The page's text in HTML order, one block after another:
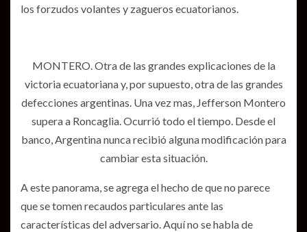
los forzudos volantes y zagueros ecuatorianos.
MONTERO. Otra de las grandes explicaciones de la
victoria ecuatoriana y, por supuesto, otra de las grandes
defecciones argentinas. Una vez mas, Jefferson Montero
supera a Roncaglia. Ocurrió todo el tiempo. Desde el
banco, Argentina nunca recibió alguna modificación para
cambiar esta situación.
A este panorama, se agrega el hecho de que no parece
que se tomen recaudos particulares ante las
características del adversario. Aquí no se habla de